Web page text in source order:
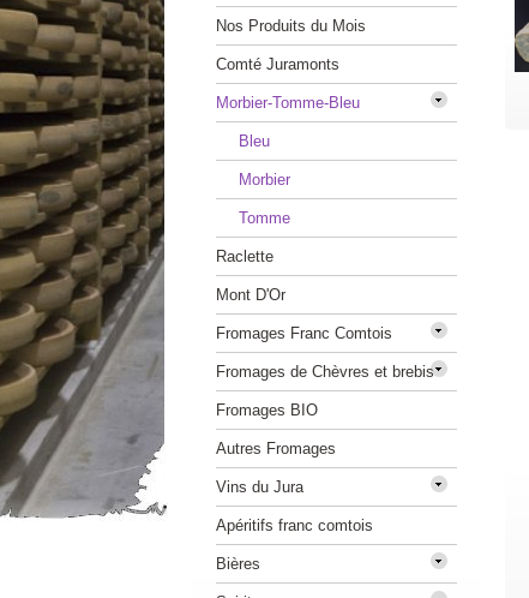
Nos Produits du Mois
Comté Juramonts
Morbier-Tomme-Bleu
Bleu
Morbier
Tomme
Raclette
Mont D'Or
Fromages Franc Comtois
Fromages de Chèvres et brebis
Fromages BIO
Autres Fromages
Vins du Jura
Apéritifs franc comtois
Bières